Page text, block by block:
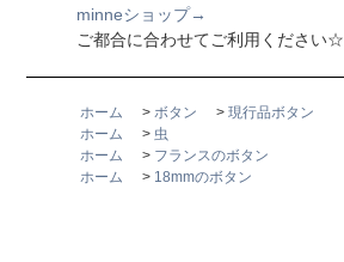
minneショップ→
ご都合に合わせてご利用ください☆
ホーム > ボタン > 現行品ボタン
ホーム
> 虫
ホーム
> フランスのボタン
ホーム
> 18mmのボタン